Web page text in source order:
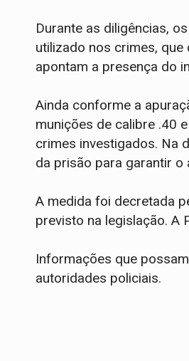
Durante as diligências,
utilizado nos crimes,
apontam a presença do
Ainda conforme a
munições de calibre .40
crimes investigados. Na
da prisão para garantir o
A medida foi decretada
previsto na legislação. A
Informações que
autoridades policiais.